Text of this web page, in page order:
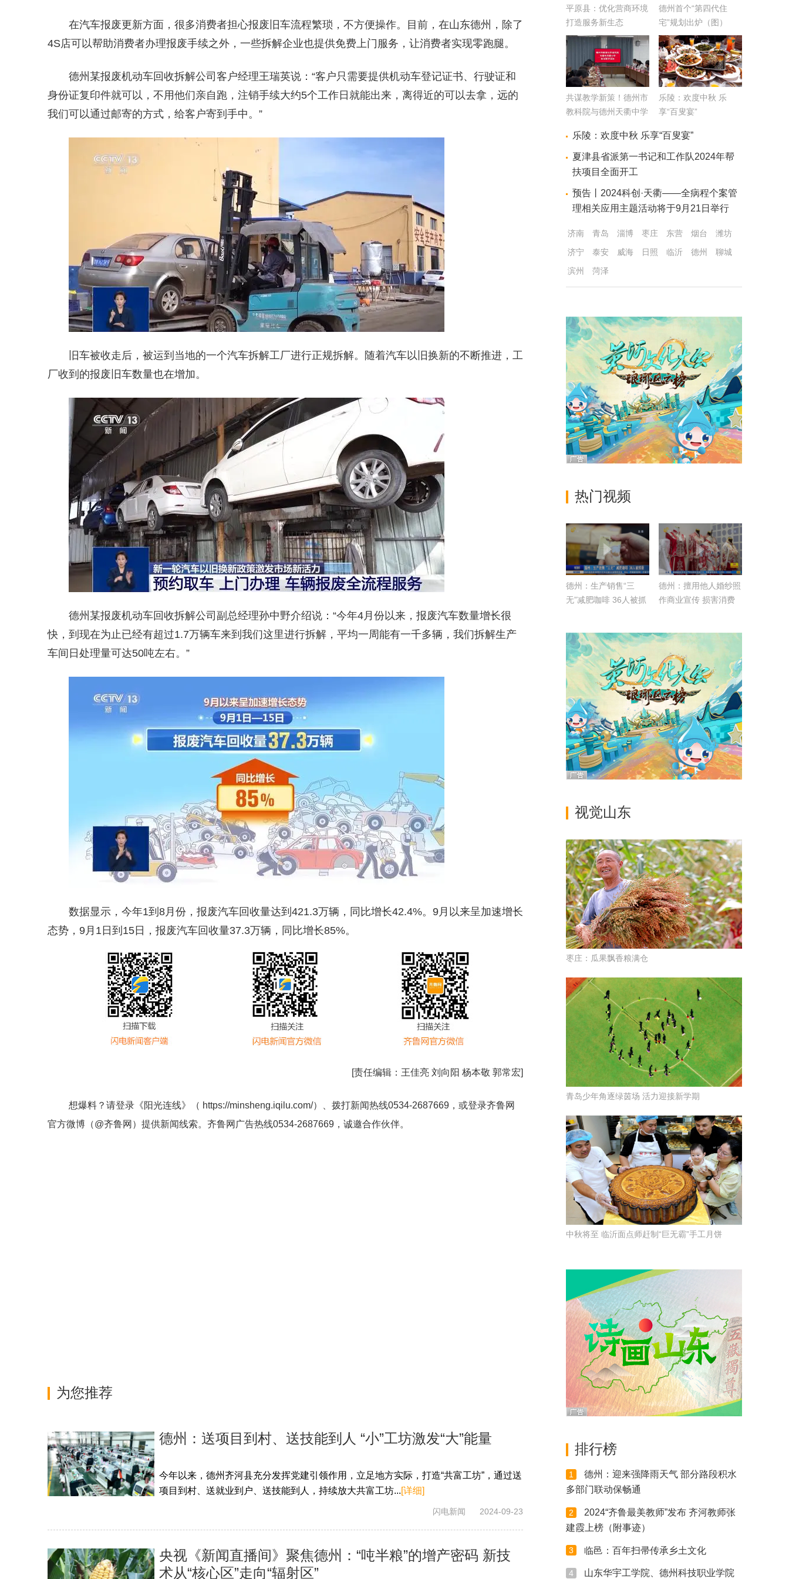
在汽车报废更新方面，很多消费者担心报废旧车流程繁琐，不方便操作。目前，在山东德州，除了
4S店可以帮助消费者办理报废手续之外，一些拆解企业也提供免费上门服务，让消费者实现零跑腿。
德州某报废机动车回收拆解公司客户经理王瑞英说：“客户只需要提供机动车登记证书、行驶证和
身份证复印件就可以，不用他们亲自跑，注销手续大约5个工作日就能出来，离得近的可以去拿，远的
我们可以通过邮寄的方式，给客户寄到手中。”
旧车被收走后，被运到当地的一个汽车拆解工厂进行正规拆解。随着汽车以旧换新的不断推进，工
厂收到的报废旧车数量也在增加。
德州某报废机动车回收拆解公司副总经理孙中野介绍说：“今年4月份以来，报废汽车数量增长很
快，到现在为止已经有超过1.7万辆车来到我们这里进行拆解，平均一周能有一千多辆，我们拆解生产
车间日处理量可达50吨左右。”
数据显示，今年1到8月份，报废汽车回收量达到421.3万辆，同比增长42.4%。9月以来呈加速增长
态势，9月1日到15日，报废汽车回收量37.3万辆，同比增长85%。
[责任编辑： 王佳亮 刘向阳 杨本敬 郭常宏]
想爆料？请登录《阳光连线》（ https://minsheng.iqilu.com/）、拨打新闻热线0534-2687669，或登录齐鲁网
官方微博（@齐鲁网 ）提供新闻线索。齐鲁网广告热线0534-2687669，诚邀合作伙伴。
为您推荐
德州：送项目到村、送技能到人 “小”工坊激发“大”能量
今年以来，德州齐河县充分发挥党建引领作用，立足地方实际，打造“共富工坊”，通过送
项目到村、送就业到户、送技能到人，持续放大共富工坊...[详细]
闪电新闻 2024-09-23
央视《新闻直播间》聚焦德州：“吨半粮”的增产密码 新技
术从“核心区”走向“辐射区”
平原县：优化营商环境
打造服务新生态
德州首个“第四代住
宅”规划出炉（图）
共谋教学新策！德州市
教科院与德州天衢中学
乐陵：欢度中秋 乐
享“百叟宴”
乐陵：欢度中秋 乐享“百叟宴”
夏津县省派第一书记和工作队2024年帮
扶项目全面开工
预告丨2024科创·天衢——全病程个案管
理相关应用主题活动将于9月21日举行
济南 青岛 淄博 枣庄 东营 烟台
潍坊
济宁
泰安 威海 日照 临沂 德州
聊城
滨州
菏泽
热门视频
德州：生产销售“三
无”减肥咖啡 36人被抓
德州：擅用他人婚纱照
作商业宣传 损害消费
视觉山东
枣庄：瓜果飘香粮满仓
青岛少年角逐绿茵场 活力迎接新学期
中秋将至 临沂面点师赶制“巨无霸”手工月饼
排行榜
1
德州：迎来强降雨天气 部分路段积水
多部门联动保畅通
2
2024“齐鲁最美教师”发布 齐河教师张
建霞上榜（附事迹）
3 临邑：百年扫帚传承乡土文化
4 山东华宇工学院、德州科技职业学院